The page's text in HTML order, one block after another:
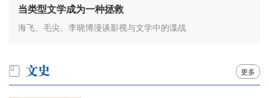
当类型文学成为一种拯救
海飞、毛尖、李晓博漫谈影视与文学中的谍战
更多